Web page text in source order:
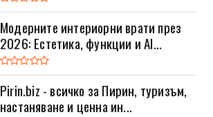
Модерните интериорни врати през
2026: Естетика, функции и AI...
Pirin.biz - всичко за Пирин, туризъм,
настаняване и ценна ин...